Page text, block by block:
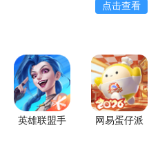
点击查看
英雄联盟手
网易蛋仔派